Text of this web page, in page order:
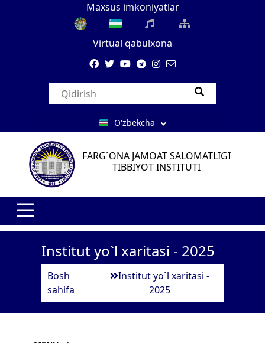
Maxsus imkoniyatlar
Virtual qabulxona
O'zbekcha
FARG`ONA JAMOAT SALOMATLIGI
TIBBIYOT INSTITUTI
Institut yo`l xaritasi - 2025
Bosh
sahifa
Institut yo`l xaritasi -
2025